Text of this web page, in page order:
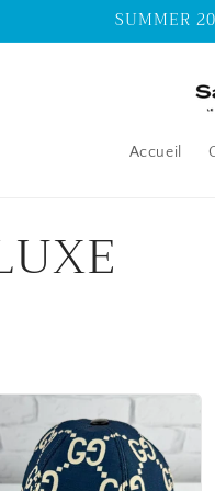
Garantie de
Accueil